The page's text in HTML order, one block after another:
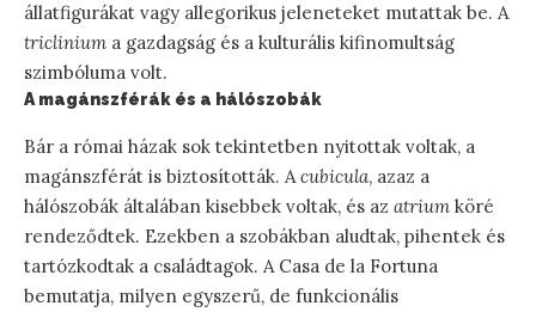
állatfigurákat vagy allegorikus jeleneteket mutattak be. A
triclinium a gazdagság és a kulturális kifinomultság
szimbóluma volt.
A magánszférák és a hálószobák
Bár a római házak sok tekintetben nyitottak voltak, a
magánszférát is biztosították. A cubicula, azaz a
hálószobák általában kisebbek voltak, és az atrium köré
rendeződtek. Ezekben a szobákban aludtak, pihentek és
tartózkodtak a családtagok. A Casa de la Fortuna
bemutatja, milyen egyszerű, de funkcionális